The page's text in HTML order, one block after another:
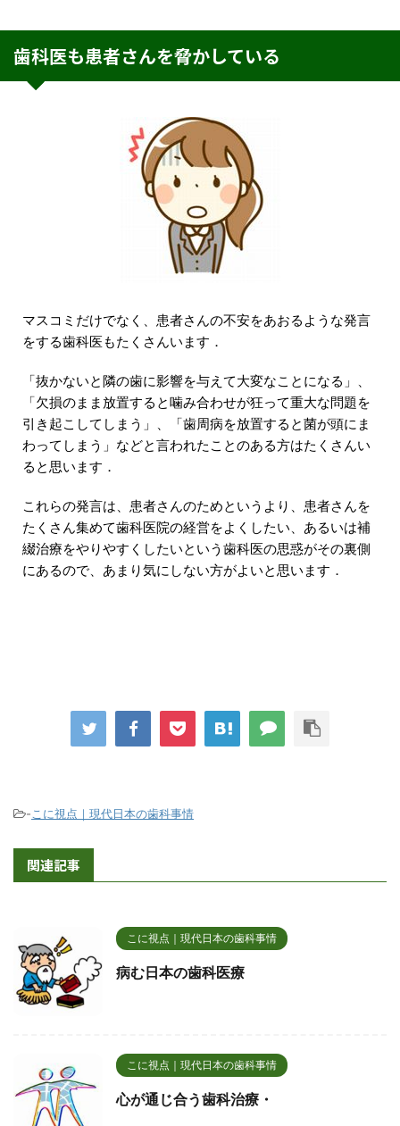
歯科医も患者さんを脅かしている
マスコミだけでなく、患者さんの不安をあおるような発言
をする歯科医もたくさんいます．
「抜かないと隣の歯に影響を与えて大変なことになる」、
「欠損のまま放置すると噛み合わせが狂って重大な問題を
引き起こしてしまう」、「歯周病を放置すると菌が頭にま
わってしまう」などと言われたことのある方はたくさんい
ると思います．
これらの発言は、患者さんのためというより、患者さんを
たくさん集めて歯科医院の経営をよくしたい、あるいは補
綴治療をやりやすくしたいという歯科医の思惑がその裏側
にあるので、あまり気にしない方がよいと思います．
- こに視点｜現代日本の歯科事情
関連記事
こに視点｜現代日本の歯科事情
病む日本の歯科医療
こに視点｜現代日本の歯科事情
心が通じ合う歯科治療・